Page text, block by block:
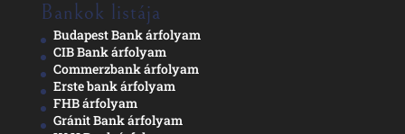
Bankok listája
Budapest Bank árfolyam
CIB Bank árfolyam
Commerzbank árfolyam
Erste bank árfolyam
FHB árfolyam
Gránit Bank árfolyam